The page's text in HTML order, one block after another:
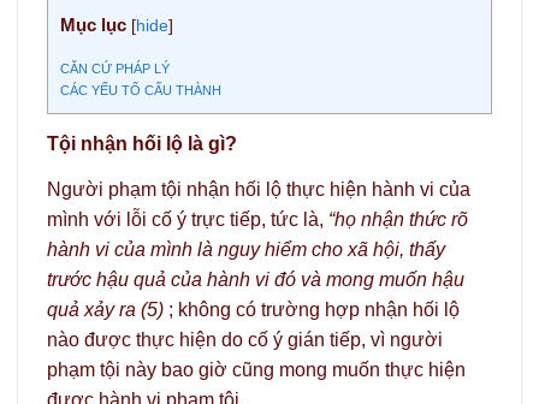
Mục lục [hide]
CĂN CỨ PHÁP LÝ
CÁC YẾU TỐ CẤU THÀNH
Tội nhận hối lộ là gì?
Người phạm tội nhận hối lộ thực hiện hành vi của
mình với lỗi cố ý trực tiếp, tức là, “họ nhận thức rõ
hành vi của mình là nguy hiểm cho xã hội, thấy
trước hậu quả của hành vi đó và mong muốn hậu
quả xảy ra (5) ; không có trường hợp nhận hối lộ
nào được thực hiện do cố ý gián tiếp, vì người
phạm tội này bao giờ cũng mong muốn thực hiện
được hành vi phạm tội.